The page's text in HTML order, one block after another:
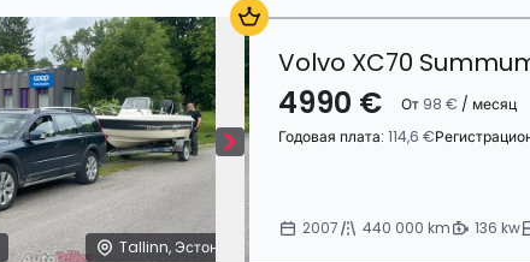
Tallinn, Эстония
Volvo XC70
4990 € От 98 € / месяц
Годовая плата: 114,6 €
2007 440 000 km 136 kw